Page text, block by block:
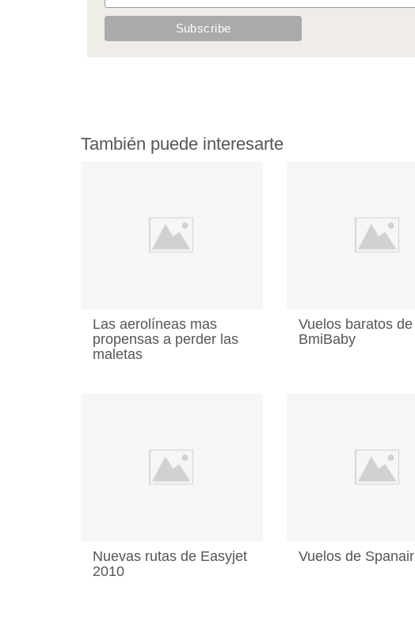
También puede interesarte
Las aerolíneas mas
propensas a perder las
maletas
Vuelos baratos de
BmiBaby
Nuevas rutas de Easyjet
2010
Vuelos de Spanair